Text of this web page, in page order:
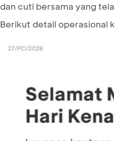
dan cuti bersama yang
Berikut detail operasional